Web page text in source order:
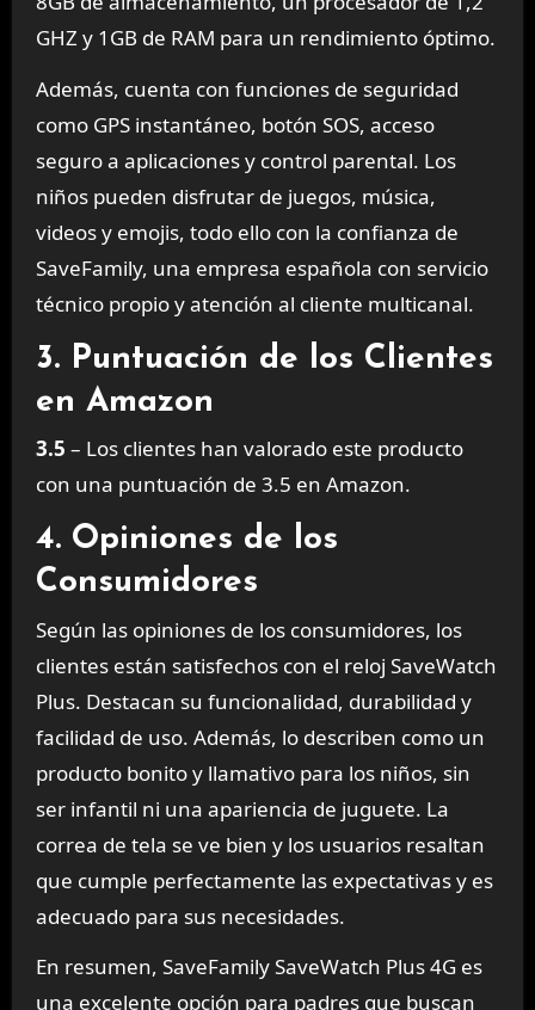
GHZ y 1GB de RAM para un rendimiento óptimo.
Además, cuenta con funciones de seguridad
como GPS instantáneo, botón SOS, acceso
seguro a aplicaciones y control parental. Los
niños pueden disfrutar de juegos, música,
videos y emojis, todo ello con la confianza de
SaveFamily, una empresa española con servicio
técnico propio y atención al cliente multicanal.
3. Puntuación de los Clientes
en Amazon
3.5 – Los clientes han valorado este producto
con una puntuación de 3.5 en Amazon.
4. Opiniones de los
Consumidores
Según las opiniones de los consumidores, los
clientes están satisfechos con el reloj SaveWatch
Plus. Destacan su funcionalidad, durabilidad y
facilidad de uso. Además, lo describen como un
producto bonito y llamativo para los niños, sin
ser infantil ni una apariencia de juguete. La
correa de tela se ve bien y los usuarios resaltan
que cumple perfectamente las expectativas y es
adecuado para sus necesidades.
En resumen, SaveFamily SaveWatch Plus 4G es
una excelente opción para padres que buscan